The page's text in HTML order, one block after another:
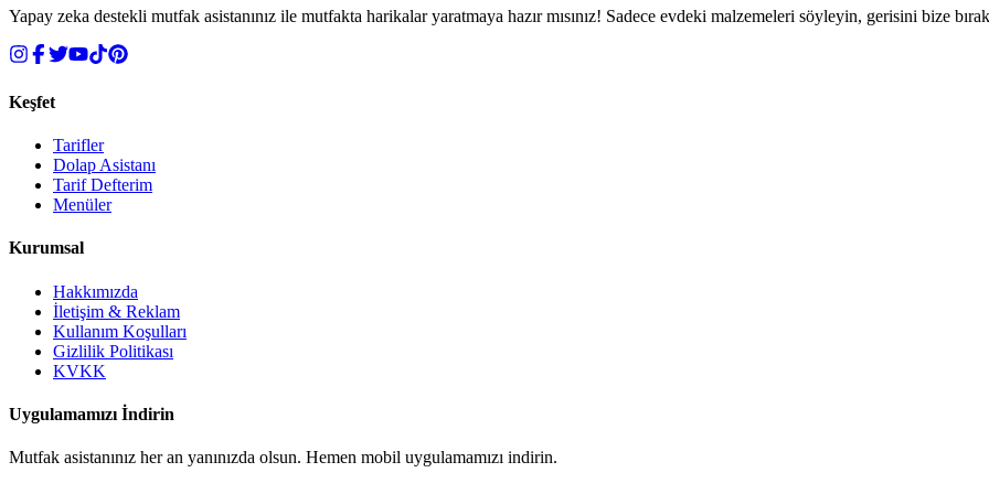
Yapay zeka destekli mutfak asistanınız ile mutfakta harikalar yaratmaya hazır mısınız! Sadece evdeki malzemeleri söyleyin, gerisini bize
Keşfet
Tarifler
Dolap Asistanı
Tarif Defterim
Menüler
Kurumsal
Hakkımızda
İletişim & Reklam
Kullanım Koşulları
Gizlilik Politikası
KVKK
Uygulamamızı İndirin
Mutfak asistanınız her an yanınızda olsun. Hemen mobil uygulamamızı indirin.